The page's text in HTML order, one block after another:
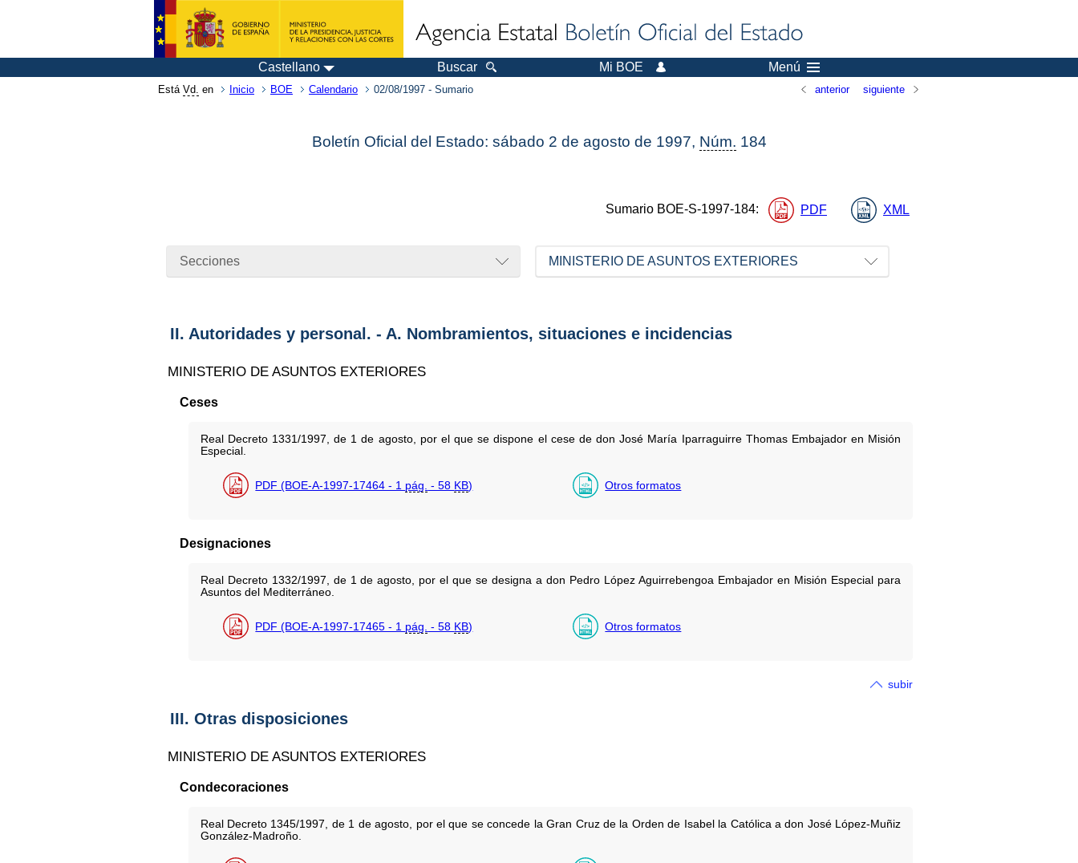
Castellano Buscar Mi BOE Menú
Está Vd. en Inicio BOE Calendario 02/08/1997 - Sumario anterior siguiente
Boletín Oficial del Estado: sábado 2 de agosto de 1997, Núm. 184
Sumario BOE-S-1997-184: PDF XML
Secciones MINISTERIO DE ASUNTOS EXTERIORES
II. Autoridades y personal. - A. Nombramientos, situaciones e incidencias
MINISTERIO DE ASUNTOS EXTERIORES
Ceses
Real Decreto 1331/1997, de 1 de agosto, por el que se dispone el cese de don José María Iparraguirre Thomas Embajador en Misión
Especial.
PDF (BOE-A-1997-17464 - 1 pág. - 58 KB) Otros formatos
Designaciones
Real Decreto 1332/1997, de 1 de agosto, por el que se designa a don Pedro López Aguirrebengoa Embajador en Misión Especial para
Asuntos del Mediterráneo.
PDF (BOE-A-1997-17465 - 1 pág. - 58 KB) Otros formatos
subir
III. Otras disposiciones
MINISTERIO DE ASUNTOS EXTERIORES
Condecoraciones
Real Decreto 1345/1997, de 1 de agosto, por el que se concede la Gran Cruz de la Orden de Isabel la Católica a don José López-Muñiz
González-Madroño.